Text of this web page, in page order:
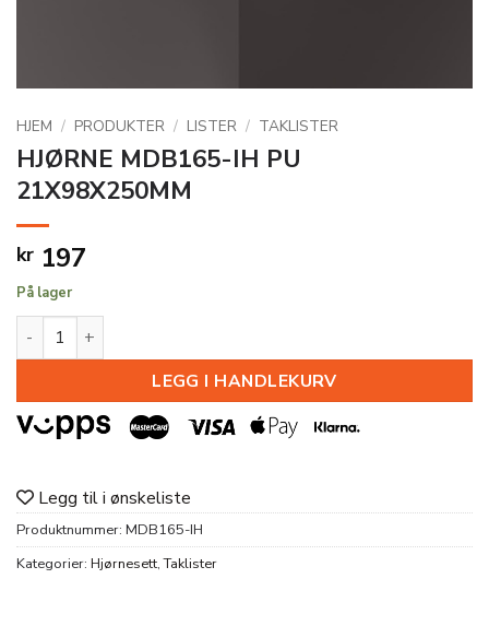
HJEM / PRODUKTER / LISTER / TAKLISTER
HJØRNE MDB165-IH PU
21X98X250MM
kr 197
På lager
HJØRNE MDB165-IH PU 21X98X250MM antall
LEGG I HANDLEKURV
Legg til i ønskeliste
Produktnummer: MDB165-IH
Kategorier: Hjørnesett,Taklister